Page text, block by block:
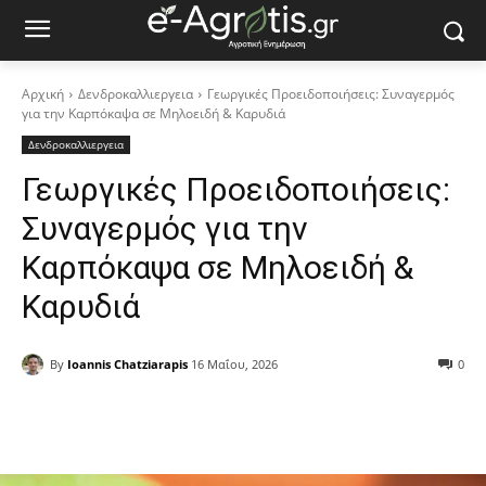
Αρχική Δενδροκαλλιεργεια
Γεωργικές Προειδοποιήσεις: Συναγερμός
για την Καρπόκαψα σε Μηλοειδή & Καρυδιά
Δενδροκαλλιεργεια
Γεωργικές Προειδοποιήσεις:
Συναγερμός για την
Καρπόκαψα σε Μηλοειδή &
Καρυδιά
By Ioannis Chatziarapis 16 Μαΐου, 2026 0